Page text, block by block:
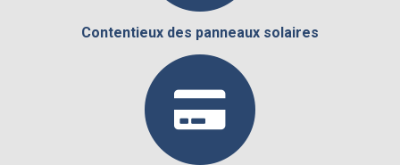
Contentieux des panneaux solaires